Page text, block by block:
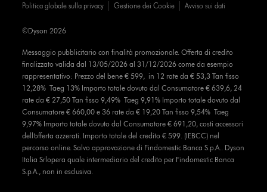
Politica globale sulla privacy Gestione dei Cookie Avviso sui dati
Messaggio pubblicitario con finalità promozionale. Offerta di credito
finalizzato valida dal 13/05/2026 al 31/12/2026 come da esempio
rappresentativo: Prezzo del bene € 599, in 12 rate da € 53,3 Tan fisso
12,28% Taeg 13% Importo totale dovuto dal Consumatore € 639,6, 24
rate da € 27,50 Tan fisso 9,49% Taeg 9,91% Importo totale dovuto dal
Consumatore € 660,00 e 36 rate da € 19,20 Tan fisso 9,54% Taeg
9,97% Importo totale dovuto dal Consumatore € 691,20, costi accessori
dell’offerta azzerati. Importo totale del credito € 599. (IEBCC) nel
percorso online. Salvo approvazione di Findomestic Banca S.p.A.. Dyson
Italia Srlopera quale intermediario del credito per Findomestic Banca
S.p.A., non in esclusiva.
©Dyson 2026